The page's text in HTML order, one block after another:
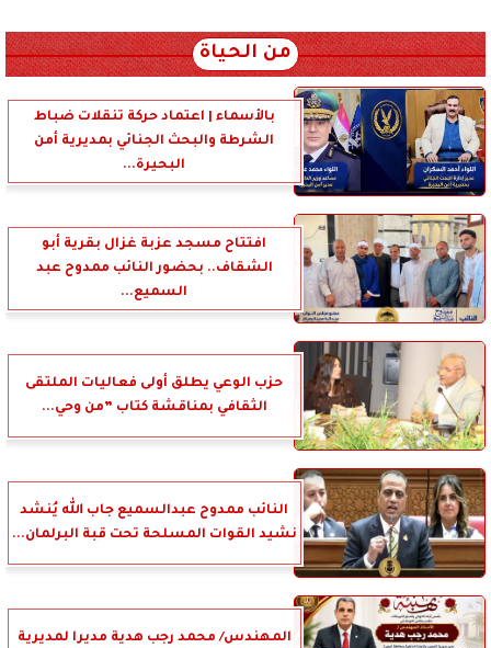
من الحياة
بالأسماء | اعتماد حركة تنقلات ضباط
الشرطة والبحث الجنائي بمديرية أمن
البحيرة...
افتتاح مسجد عزبة غزال بقرية أبو
الشقاف.. بحضور النائب ممدوح عبد
السميع...
حزب الوعي يطلق أولى فعاليات الملتقى
الثقافي بمناقشة كتاب ”من وحي...
النائب ممدوح عبدالسميع جاب الله يُنشد
نشيد القوات المسلحة تحت قبة البرلمان...
المهندس/ محمد رجب هدية مديرا لمديرية